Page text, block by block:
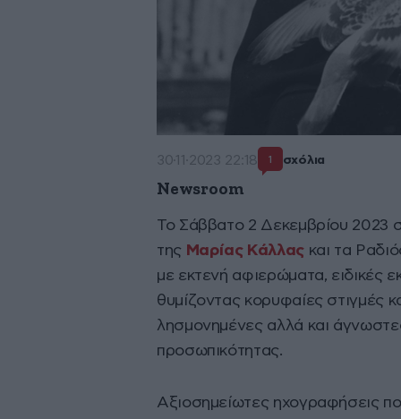
30·11·2023 22:18 1 σχόλια
Newsroom
Το Σάββατο 2 Δεκεμβρίου 2023
της Μαρίας Κάλλαςκαι τα
με εκτενή αφιερώματα, ειδικές
θυμίζοντας κορυφαίες στιγμές
λησμονημένες αλλά και
προσωπικότητας.
Αξιοσημείωτες ηχογραφήσεις